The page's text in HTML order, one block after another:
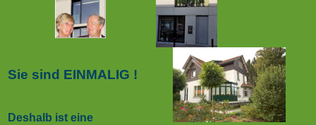
Sie sind EINMALIG !
Deshalb ist eine